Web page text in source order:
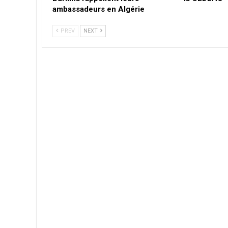
ambassadeurs en Algérie
PREV NEXT